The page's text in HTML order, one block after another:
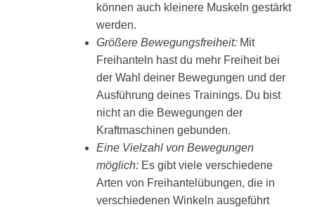
können auch kleinere Muskeln gestärkt
werden.
Größere Bewegungsfreiheit: Mit
Freihanteln hast du mehr Freiheit bei
der Wahl deiner Bewegungen und der
Ausführung deines Trainings. Du bist
nicht an die Bewegungen der
Kraftmaschinen gebunden.
Eine Vielzahl von Bewegungen
möglich: Es gibt viele verschiedene
Arten von Freihantelübungen, die in
verschiedenen Winkeln ausgeführt